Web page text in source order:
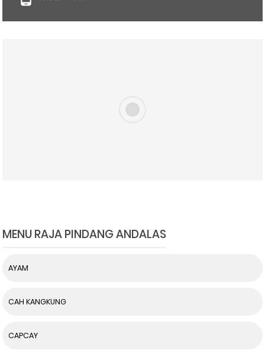
MENU RAJA PINDANG ANDALAS
AYAM
CAH KANGKUNG
CAPCAY